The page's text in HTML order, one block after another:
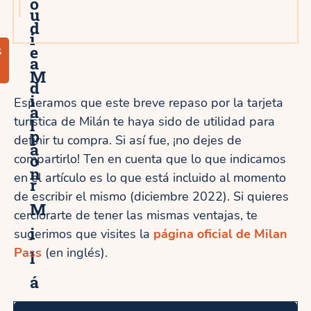
d
e
M
i
l
á
n
u
i
a
d
a
p
o
r
M
i
l
á
n
Esperamos que este breve repaso por la tarjeta
turística de Milán te haya sido de utilidad para
definir tu compra. Si así fue, ¡no dejes de
compartirlo! Ten en cuenta que lo que indicamos
en el artículo es lo que está incluido al momento
de escribir el mismo (diciembre 2022). Si quieres
cerciorarte de tener las mismas ventajas, te
sugerimos que visites la página oficial de Milan
Pass (en inglés).